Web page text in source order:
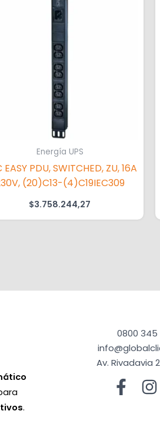
Energía UPS
EASY PDU, SWITCHED, ZU, 16A
(20)C13-(4)C19IEC309
$3.758.244,27
.
0800 345
Av. Rivadavia